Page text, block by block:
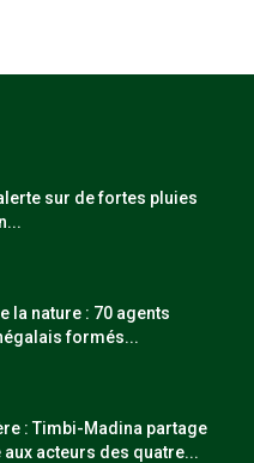
alerte sur de fortes pluies
la nature : 70 agents
formés...
: Timbi-Madina partage
acteurs des quatre...